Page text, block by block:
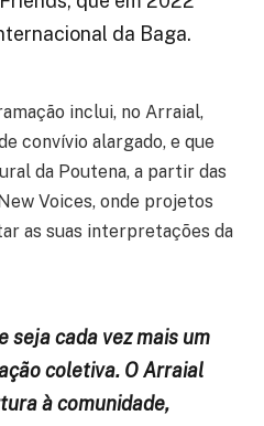
da Baga.
inclui, no Arraial,
convívio alargado, e que
da Poutena, a partir das
Voices, onde projetos
as suas interpretações da
seja cada vez mais um
coletiva. O Arraial
à comunidade,